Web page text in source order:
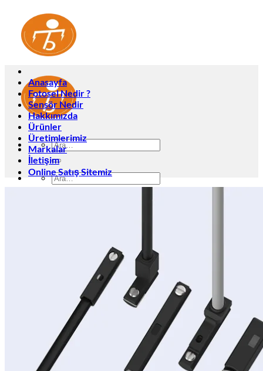
Ara:
Ara:
Online Satış Sitemiz
Anasayfa
Fotosel Nedir ?
Sensör Nedir
Hakkımızda
Ürünler
Üretimlerimiz
Markalar
İletişim
Online Satış Sitemiz